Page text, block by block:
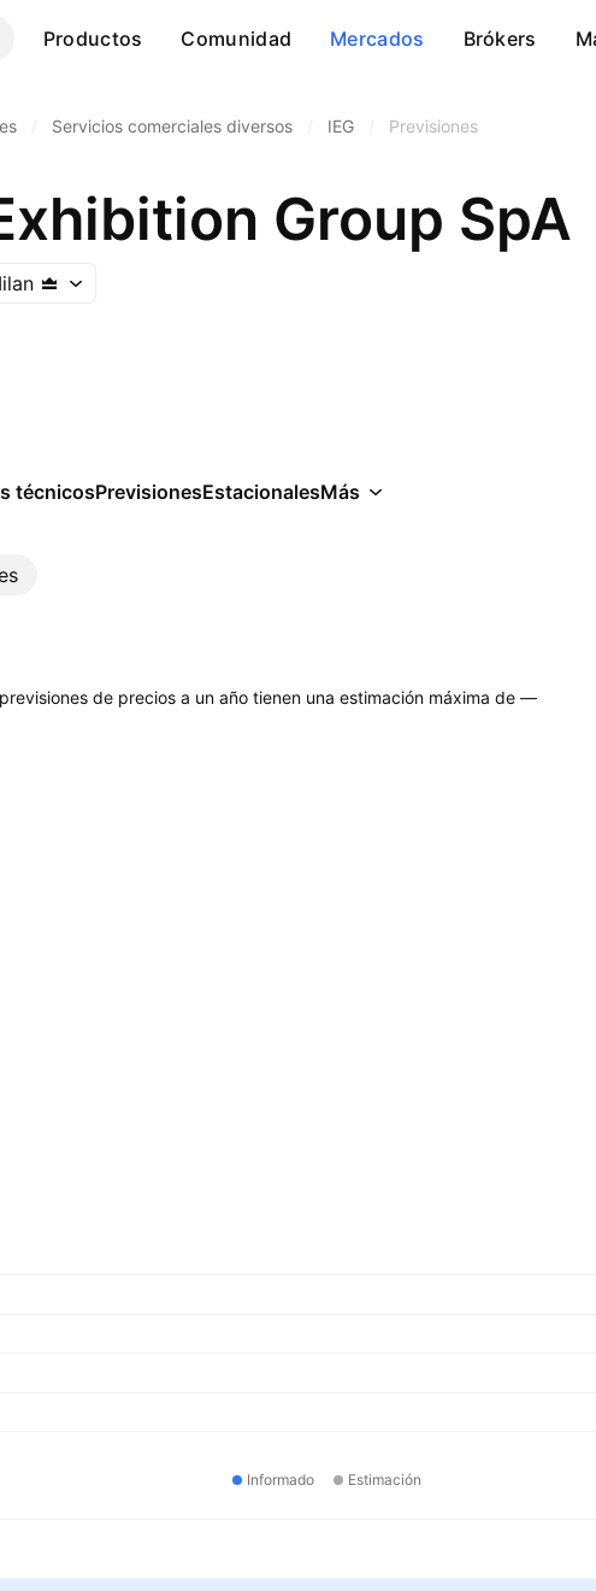
Productos Comunidad Mercados Brókers
Servicios comerciales diversos IEG Previsiones
Group SpA
técnicosPrevisionesEstacionalesMás
de precios a un año tienen una estimación máxima de —
Informado Estimación